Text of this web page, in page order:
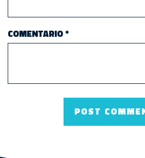
COMENTARIO*